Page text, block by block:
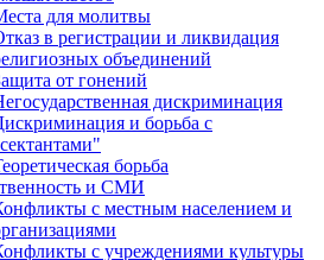
для молитвы
в регистрации и ликвидация
объединений
от гонений
дискриминация
и борьба с
борьба
и СМИ
с местным населением и
с учреждениями культуры